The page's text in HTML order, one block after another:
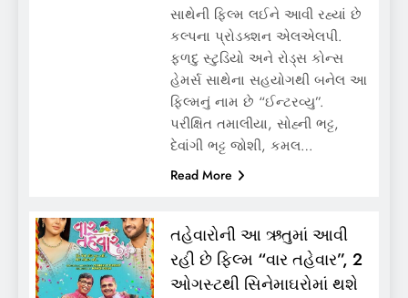
સાથેની ફિલ્મ લઈને આવી રહ્યાં છે
કલ્પના પ્રોડક્શન એલએલપી.
ફળદુ સ્ટુડિયો અને રોડ્સ કોન્સ
હેમર્સ સાથેના સહયોગથી બનેલ આ
ફિલ્મનું નામ છે “ઈન્ટરવ્યુ”.
પરીક્ષિત તમાલીયા, સોહ્ની ભટ્ટ,
દેવાંગી ભટ્ટ જોશી, કમલ…
Read More
તહેવારોની આ ઋતુમાં આવી
રહી છે ફિલ્મ “વાર તહેવાર”, 2
ઓગસ્ટથી સિનેમાઘરોમાં થશે